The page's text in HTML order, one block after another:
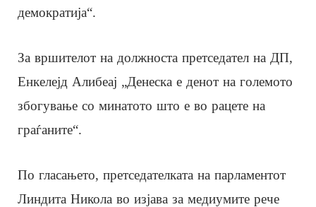
демократија“.
За вршителот на должноста претседател на ДП,
Енкелејд Алибеај „Денеска е денот на големото
збогување со минатото што е во рацете на
граѓаните“.
По гласањето, претседателката на парламентот
Линдита Никола во изјава за медиумите рече